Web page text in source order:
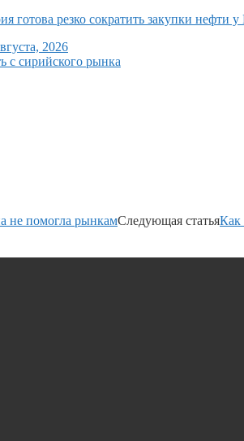
готова резко сократить закупки нефти у
2026
сирийского рынка
не помогла рынкамСледующая статьяКак